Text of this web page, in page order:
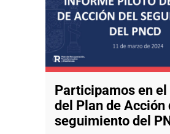
Participamos en
del Plan de Acción
seguimiento del